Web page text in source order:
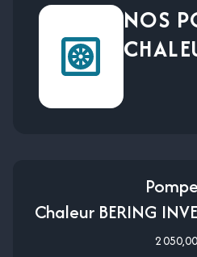
NOS
Chaleur BERING
Coffret éléctrique
2